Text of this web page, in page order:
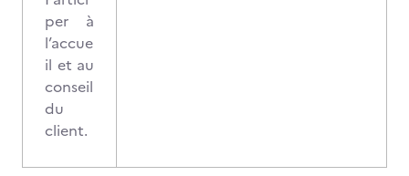
per à
l’accue
il et au
conseil
du
client.